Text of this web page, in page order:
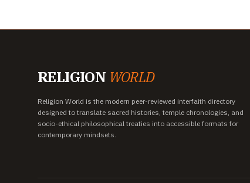
RELIGION WORLD
Religion World is the modern peer-reviewed interfaith directory
designed to translate sacred histories, temple chronologies, and
socio-ethical philosophical treaties into accessible formats for
contemporary mindsets.